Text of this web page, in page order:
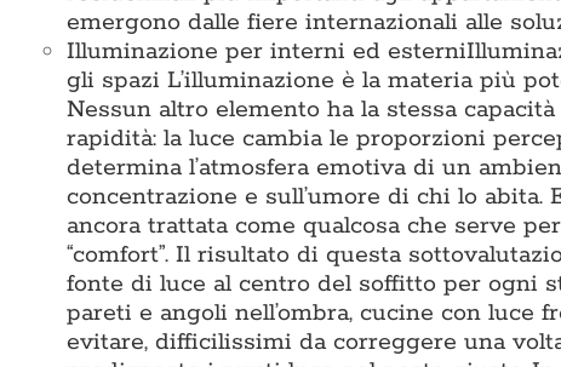
emergono dalle fiere internazionali alle
Illuminazione per interni ed esterni
gli spazi L’illuminazione è la materia più
Nessun altro elemento ha la stessa
rapidità: la luce cambia le proporzioni
determina l’atmosfera emotiva di un
concentrazione e sull’umore di chi lo
ancora trattata come qualcosa che serve
“comfort”. Il risultato di questa
fonte di luce al centro del soffitto per ogni
pareti e angoli nell’ombra, cucine con luce
evitare, difficilissimi da correggere una